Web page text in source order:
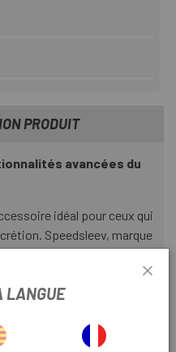
las
qualité qui vous
PRODUIT
avancées du
idéal pour ceux qui
Speedsleev, marque
performance, a conçu ce
maximale sur vos sentiers.
ingénierie :
LANGUE